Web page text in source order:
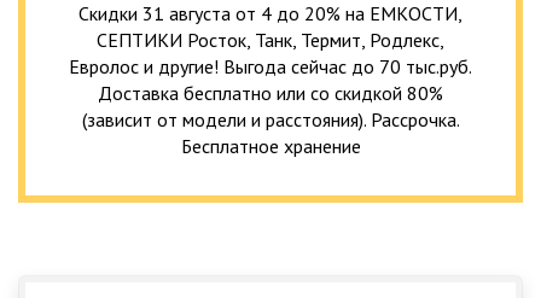
Скидки 31 августа от 4 до 20% на ЕМКОСТИ,
СЕПТИКИ Росток, Танк, Термит, Родлекс,
Евролос и другие! Выгода сейчас до 70 тыс.руб.
Доставка бесплатно или со скидкой 80%
(зависит от модели и расстояния). Рассрочка.
Бесплатное хранение